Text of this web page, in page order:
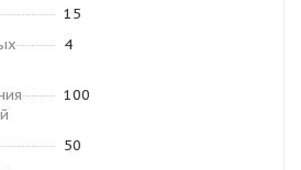
15
4
100
50